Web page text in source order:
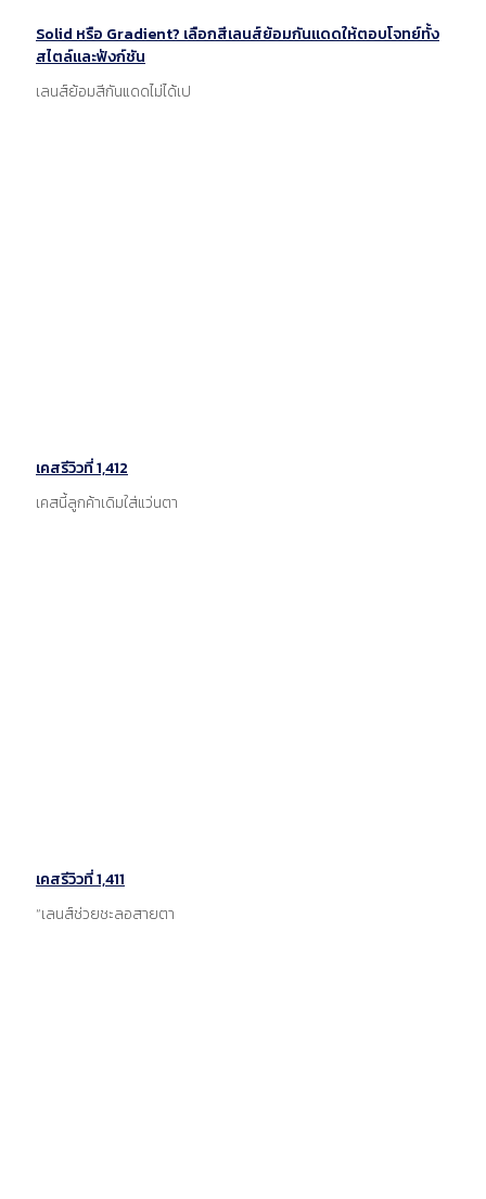
Solid หรือ Gradient? เลือกสีเลนส์ย้อมกันแดดให้ตอบโจทย์ทั้ง
สไตล์และฟังก์ชัน
เลนส์ย้อมสีกันแดดไม่ได้เป
เคสรีวิวที่ 1,412
เคสนี้ลูกค้าเดิมใส่แว่นตา
เคสรีวิวที่ 1,411
“เลนส์ช่วยชะลอสายตา